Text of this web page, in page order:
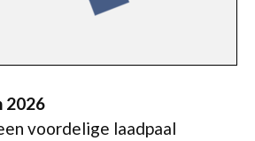
2026
voordelige laadpaal